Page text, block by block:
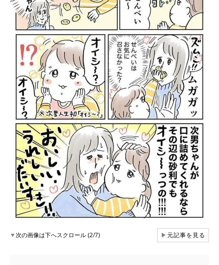
▼次の画像は下へスクロール (2/7) ▶元記事を見る